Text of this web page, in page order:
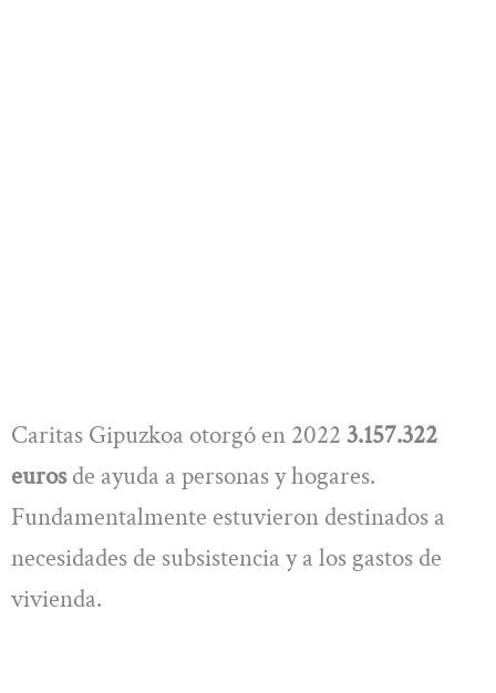
Caritas Gipuzkoa otorgó en 2022 3.157.322
eurosde ayuda a personas y hogares.
Fundamentalmente estuvieron destinados a
necesidades de subsistencia y a los gastos de
vivienda.